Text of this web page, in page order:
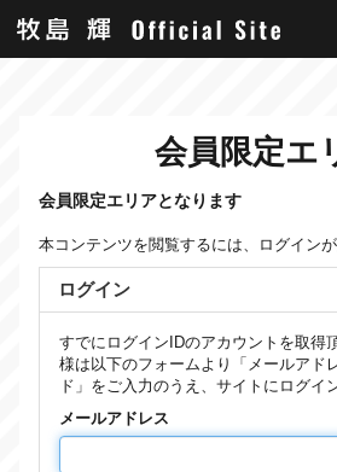
会員限定エ
会員限定エリアとなります
本コンテンツを閲覧するには、ログインが
ログイン
すでにログインIDのアカウントを取得
様は以下のフォームより「メールアド
ド」をご入力のうえ、サイトにログイ
メールアドレス